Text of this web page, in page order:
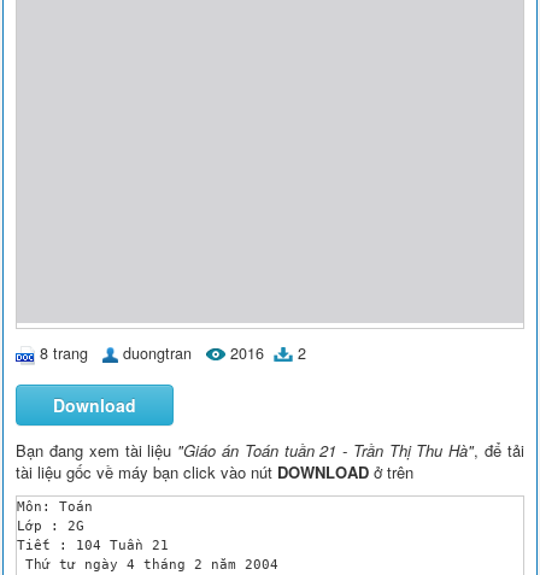
8 trang duongtran 2016 2
Download
Bạn đang xem tài liệu "Giáo án Toán tuần 21 - Trần Thị Thu Hà", để tải
tài liệu gốc về máy bạn click vào nút DOWNLOAD ở trên
Môn: Toán
Lớp : 2G
Tiết : 104 Tuần 21
Thứ tư ngày 4 tháng 2 năm 2004